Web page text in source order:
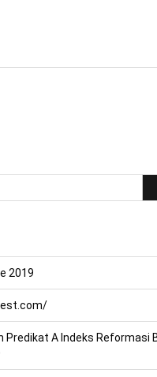
2019
Predikat A Indeks Reformasi